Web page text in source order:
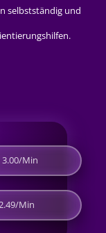
eselbstständig und
3.00/Min
Min